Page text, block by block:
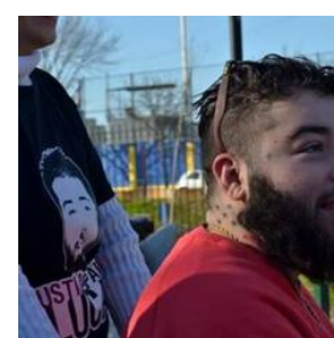
Imagen